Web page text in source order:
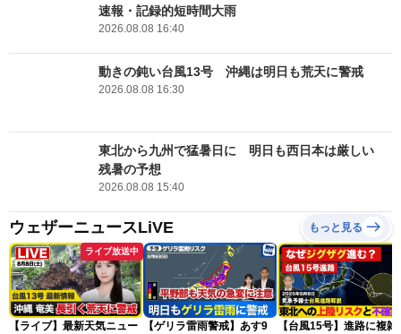
速報・記録的短時間大雨
2026.08.08 16:40
動きの鈍い台風13号 沖縄は明日も荒天に警戒
2026.08.08 16:30
東北から九州で猛暑日に 明日も西日本は厳しい
残暑の予想
2026.08.08 15:40
ウェザーニュースLiVE もっと見る
ライブ放送中
【ライブ】最新天気ニュー
【ゲリラ雷雨警戒】あす9
【台風15号】進路に複雑